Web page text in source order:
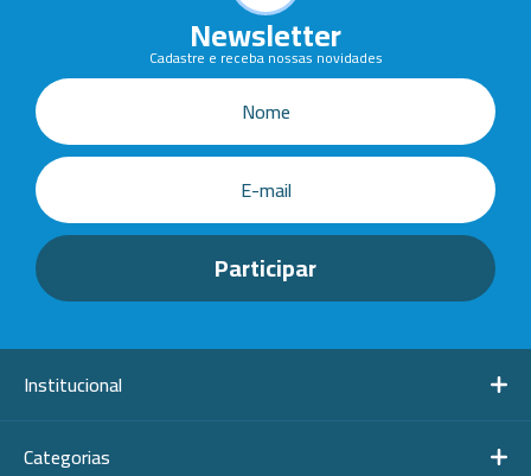
Newsletter
Cadastre e receba nossas novidades
Institucional
Categorias